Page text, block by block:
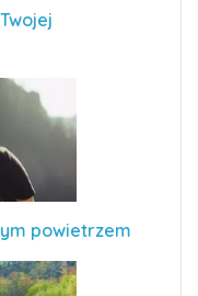
powietrzem